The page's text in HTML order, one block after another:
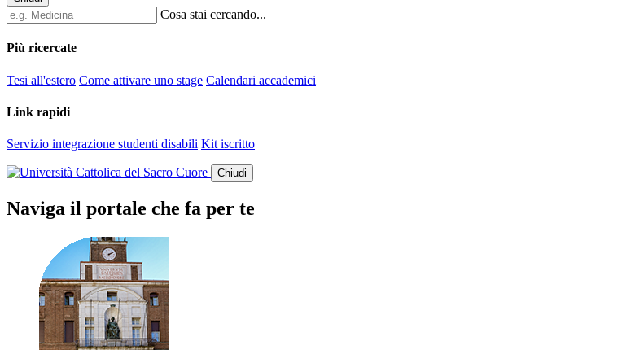
Cosa stai cercando...
Più ricercate
Tesi all'estero Come attivare uno stage Calendari accademici
Link rapidi
Servizio integrazione studenti disabili Kit iscritto
Chiudi
Naviga il portale che fa per te